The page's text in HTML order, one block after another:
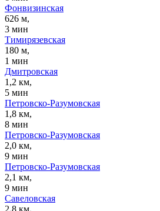
Фонвизинская
626 м,
3 мин
Тимирязевская
180 м,
1 мин
Дмитровская
1,2 км,
5 мин
Петровско-Разумовская
1,8 км,
8 мин
Петровско-Разумовская
2,0 км,
9 мин
Петровско-Разумовская
2,1 км,
9 мин
Савеловская
2,8 км,